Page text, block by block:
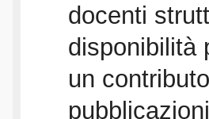
docenti
disponibilità
un